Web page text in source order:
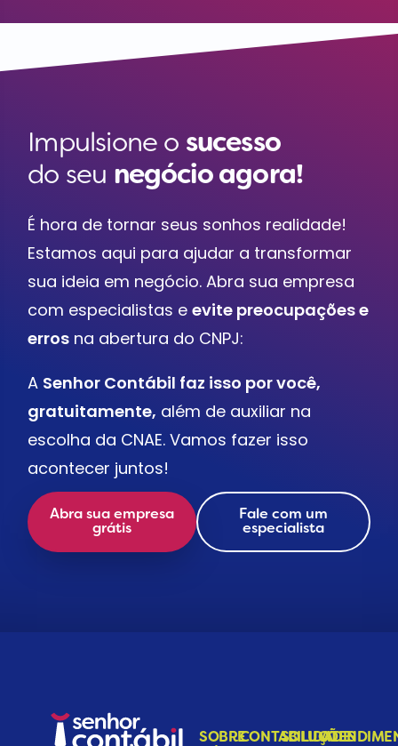
Impulsione o sucesso
do seu negócio agora!
É hora de tornar seus sonhos realidade!
Estamos aqui para ajudar a transformar
sua ideia em negócio. Abra sua empresa
com especialistas eevite preocupações e
erros na abertura do CNPJ:
A Senhor Contábil faz isso por você,
gratuitamente, além de auxiliar na
escolha da CNAE. Vamos fazer isso
acontecer juntos!
Abra sua empresa
grátis
Fale com um
especialista
SOBRECONTABILIDADE
SOLUÇÕES